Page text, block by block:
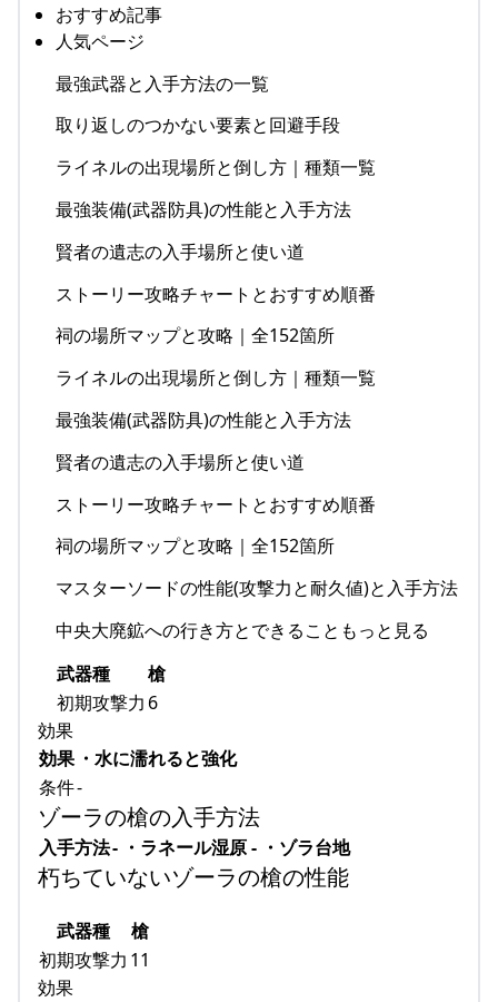
おすすめ記事
人気ページ
最強武器と入手方法の一覧
取り返しのつかない要素と回避手段
ライネルの出現場所と倒し方｜種類一覧
最強装備(武器防具)の性能と入手方法
賢者の遺志の入手場所と使い道
ストーリー攻略チャートとおすすめ順番
祠の場所マップと攻略｜全152箇所
ライネルの出現場所と倒し方｜種類一覧
最強装備(武器防具)の性能と入手方法
賢者の遺志の入手場所と使い道
ストーリー攻略チャートとおすすめ順番
祠の場所マップと攻略｜全152箇所
マスターソードの性能(攻撃力と耐久値)と入手方法
中央大廃鉱への行き方とできることもっと見る
武器種
槍
初期攻撃力 6
効果
効果 ・水に濡れると強化
条件-
ゾーラの槍の入手方法
入手方法- ・ラネール湿原 - ・ゾラ台地
朽ちていないゾーラの槍の性能
武器種
槍
初期攻撃力 11
効果